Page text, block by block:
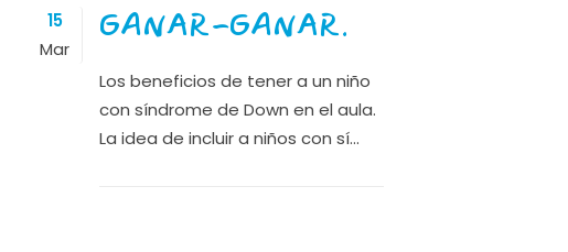
15
Mar
GANAR-GANAR.
Los beneficios de tener a un niño
con síndrome de Down en el aula.
La idea de incluir a niños con sí...